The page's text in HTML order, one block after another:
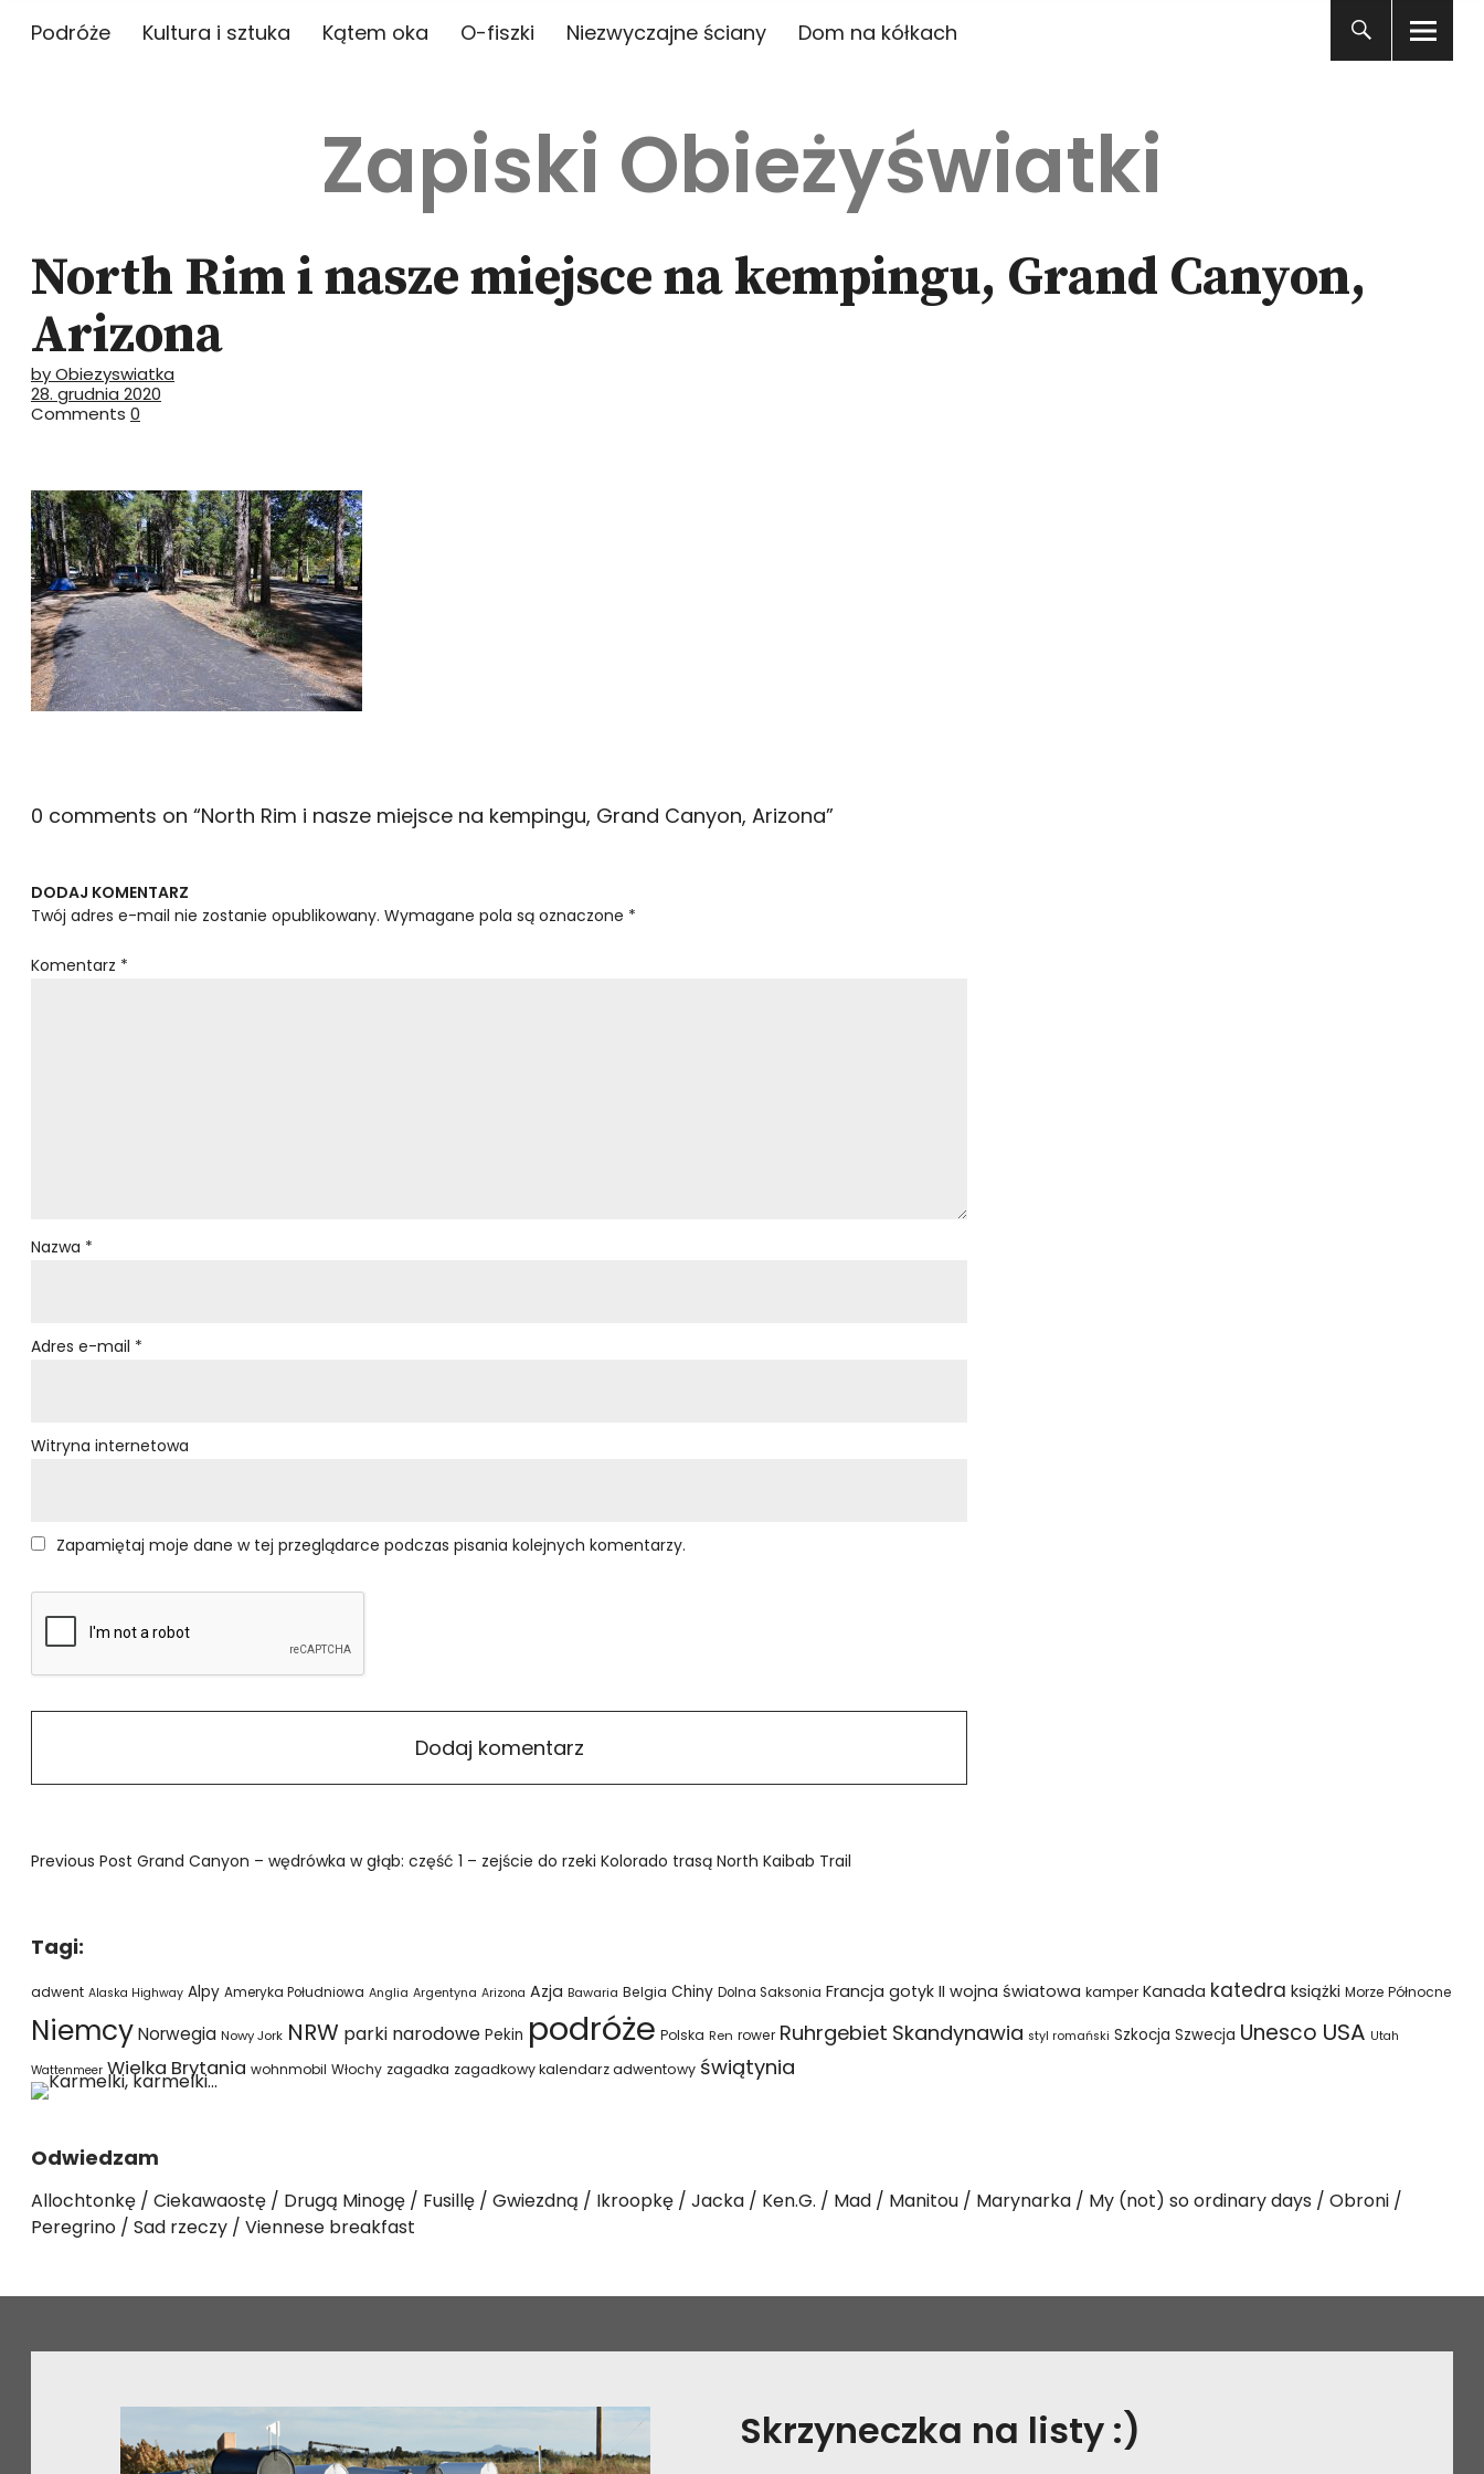
Podróże Kultura i sztuka Kątem oka O-fiszki Niezwyczajne ściany Dom na kółkach
Zapiski Obieżyświatki
North Rim i nasze miejsce na kempingu, Grand Canyon,
Arizona
by Obiezyswiatka
28. grudnia 2020
Comments 0
0 comments on “North Rim i nasze miejsce na kempingu, Grand Canyon, Arizona”
DODAJ KOMENTARZ
Twój adres e-mail nie zostanie opublikowany. Wymagane pola są oznaczone *
Komentarz *
Nazwa *
Adres e-mail *
Witryna internetowa
Zapamiętaj moje dane w tej przeglądarce podczas pisania kolejnych komentarzy.
Previous Post Grand Canyon – wędrówka w głąb: część 1 – zejście do rzeki Kolorado trasą North Kaibab Trail
Tagi:
adwent Alaska Highway Alpy Ameryka Południowa Anglia Argentyna Arizona Azja Bawaria Belgia Chiny Dolna Saksonia Francja gotyk II wojna światowa kamper Kanada katedra książki Morze Północne
NiemcyNorwegia Nowy Jork NRW parki narodowe Pekin podróże Polska Ren rower Ruhrgebiet Skandynawia styl romański Szkocja Szwecja Unesco USA Utah
Wattenmeer Wielka Brytania wohnmobil Włochy zagadka zagadkowy kalendarz adwentowy świątynia
Odwiedzam
Allochtonkę Ciekawaostę Drugą Minogę Fusillę Gwiezdną Ikroopkę Jacka Ken.G. Mad Manitou Marynarka My (not) so ordinary days
Obroni
Peregrino
Sad rzeczy Viennese breakfast
Skrzyneczka na listy :)